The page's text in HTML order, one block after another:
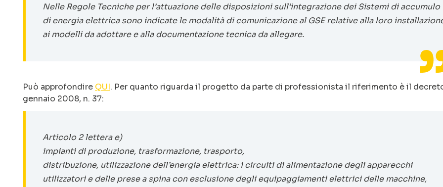
Nelle Regole Tecniche per l’attuazione delle disposizioni sull’integrazione dei Sistemi di accumulo
di energia elettrica sono indicate le modalità di comunicazione al GSE relative alla loro
ai modelli da adottare e alla documentazione tecnica da allegare.
Può approfondire QUI. Per quanto riguarda il progetto da parte di professionista il riferimento è il
gennaio 2008, n. 37:
Articolo 2 lettera e)
impianti di produzione, trasformazione, trasporto,
distribuzione, utilizzazione dell’energia elettrica: i circuiti di alimentazione degli apparecchi
utilizzatori e delle prese a spina con esclusione degli equipaggiamenti elettrici delle macchine,